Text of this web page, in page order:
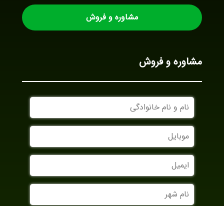
مشاوره و فروش
مشاوره و فروش
نام
و
نام
خانوادگی
موبایل
ایمیل
نام
شهر